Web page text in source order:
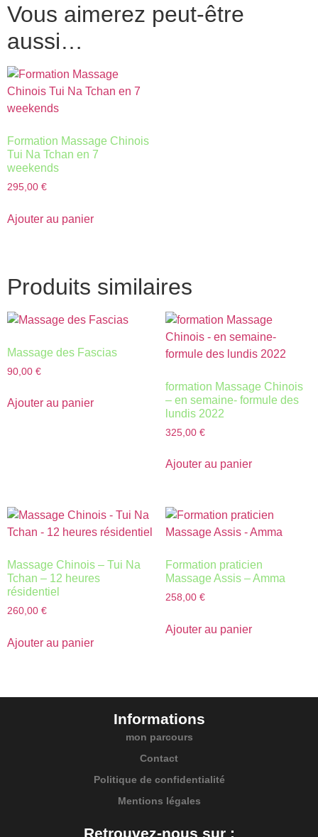
Vous aimerez peut-être
aussi…
Formation Massage Chinois
Tui Na Tchan en 7
weekends
295,00 €
Ajouter au panier
Produits similaires
Massage des Fascias
90,00 €
Ajouter au panier
formation Massage Chinois
– en semaine- formule des
lundis 2022
325,00 €
Ajouter au panier
Massage Chinois – Tui Na
Tchan – 12 heures
résidentiel
260,00 €
Ajouter au panier
Formation praticien
Massage Assis – Amma
258,00 €
Ajouter au panier
Informations
mon parcours
Contact
Politique de confidentialité
Mentions légales
Retrouvez-nous sur :